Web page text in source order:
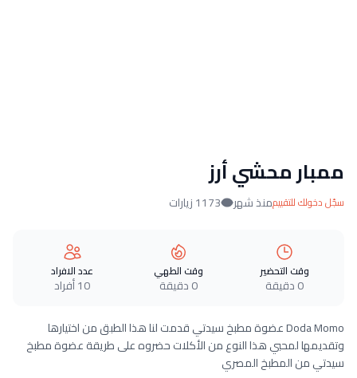
ممبار محشي أرز
سجّل دخولك للتقييممنذ شهر 1173 زيارات
وقت التحضير
0 دقيقة
وقت الطهي
0 دقيقة
عدد الافراد
10 أفراد
Doda Momo عضوة مطبخ سيدتي قدمت لنا هذا الطبق من اختيارها
وتقديمها لمحبي هذا النوع من الأكلات حضروه على طريقة عضوة مطبخ
سيدتي من المطبخ المصري